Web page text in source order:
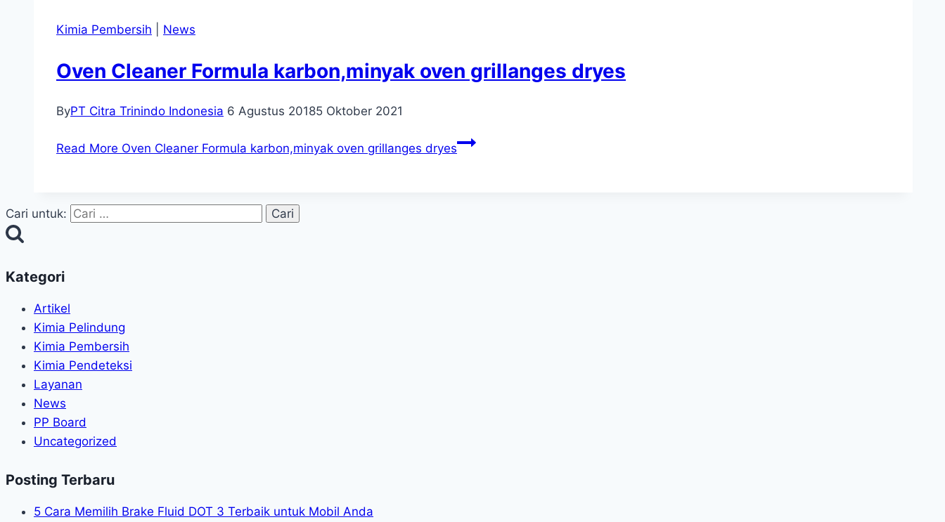
Kimia Pembersih News
Oven Cleaner Formula karbon,minyak oven grillanges dryes
ByPT Citra Trinindo Indonesia 6 Agustus 20185 Oktober 2021
Read More Oven Cleaner Formula karbon,minyak oven grillanges dryes
Cari untuk:
Kategori
Artikel
Kimia Pelindung
Kimia Pembersih
Kimia Pendeteksi
Layanan
News
PP Board
Uncategorized
Posting Terbaru
5 Cara Memilih Brake Fluid DOT 3 Terbaik untuk Mobil Anda